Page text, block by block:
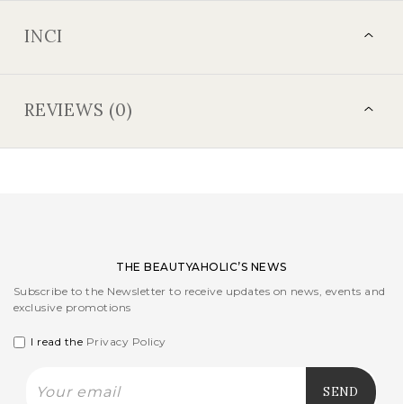
INCI
REVIEWS (0)
THE BEAUTYAHOLIC’S NEWS
Subscribe to the Newsletter to receive updates on news, events and
exclusive promotions
I read the Privacy Policy